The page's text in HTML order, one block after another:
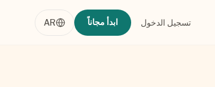
AR ابدأ مجاناً تسجيل الدخول